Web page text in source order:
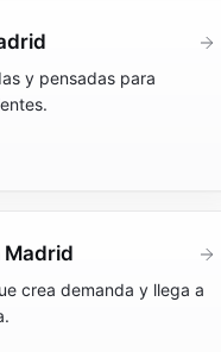
y pensadas para
Madrid
crea demanda y llega a